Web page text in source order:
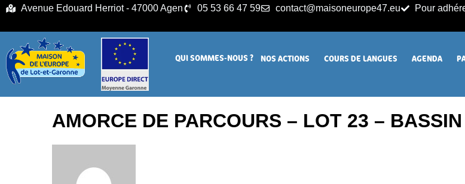
principalAvenue Edouard Herriot - 47000 Agen 05 53 66 47 59 contact@maisoneurope47.eu Pour
QUI SOMMES-NOUS ? NOS ACTIONS COURS DE LANGUES AGENDA
AMORCE DE PARCOURS – LOT 23 –